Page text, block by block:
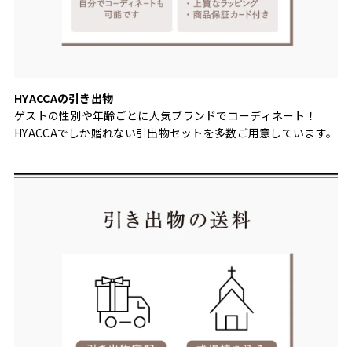
HYACCAの引き出物
ゲストの性別や年齢ごとに人気ブランドでコーディネート！
HYACCAでしか贈れない引出物セットを多数ご用意しています。